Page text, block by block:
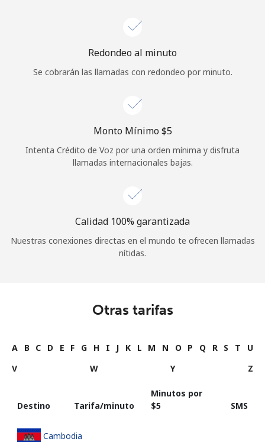
o
Continuar con
Redondeo al minuto
Se cobrarán las llamadas con redondeo por minuto.
Monto Mínimo ⁦$5⁩
Intenta Crédito de Voz por una orden mínima y disfruta
llamadas internacionales bajas.
Calidad 100% garantizada
Nuestras conexiones directas en el mundo te ofrecen llamadas
nítidas.
Otras tarifas
A B C D E F G H I J K L M N O P Q R S T
U
V
W Y Z
Destino Tarifa/minuto
Minutos por
⁦$5⁩
SMS
Cambodia